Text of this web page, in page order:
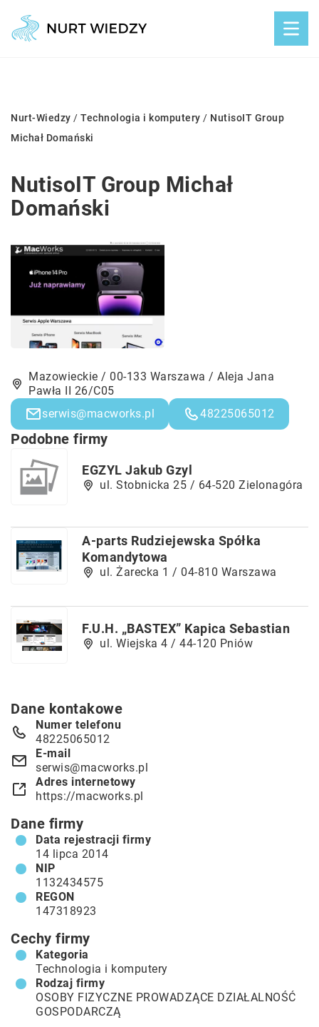
Nurt-Wiedzy / Technologia i komputery / NutisoIT Group
Michał Domański
NutisoIT Group Michał
Domański
Mazowieckie / 00-133 Warszawa / Aleja Jana
Pawła II 26/C05
serwis@macworks.pl
48225065012
Podobne firmy
EGZYL Jakub Gzyl
ul. Stobnicka 25 / 64-520 Zielonagóra
A-parts Rudziejewska Spółka
Komandytowa
ul. Żarecka 1 / 04-810 Warszawa
F.U.H. „BASTEX” Kapica Sebastian
ul. Wiejska 4 / 44-120 Pniów
Dane kontakowe
Numer telefonu
48225065012
E-mail
serwis@macworks.pl
Adres internetowy
https://macworks.pl
Dane firmy
Data rejestracji firmy
14 lipca 2014
NIP
1132434575
REGON
147318923
Cechy firmy
Kategoria
Technologia i komputery
Rodzaj firmy
OSOBY FIZYCZNE PROWADZĄCE DZIAŁALNOŚĆ
GOSPODARCZĄ